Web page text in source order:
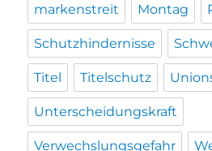
markenstreit Montag
Schutzhindernisse
Titel Titelschutz
Unterscheidungskraft
Verwechslungsgefahr